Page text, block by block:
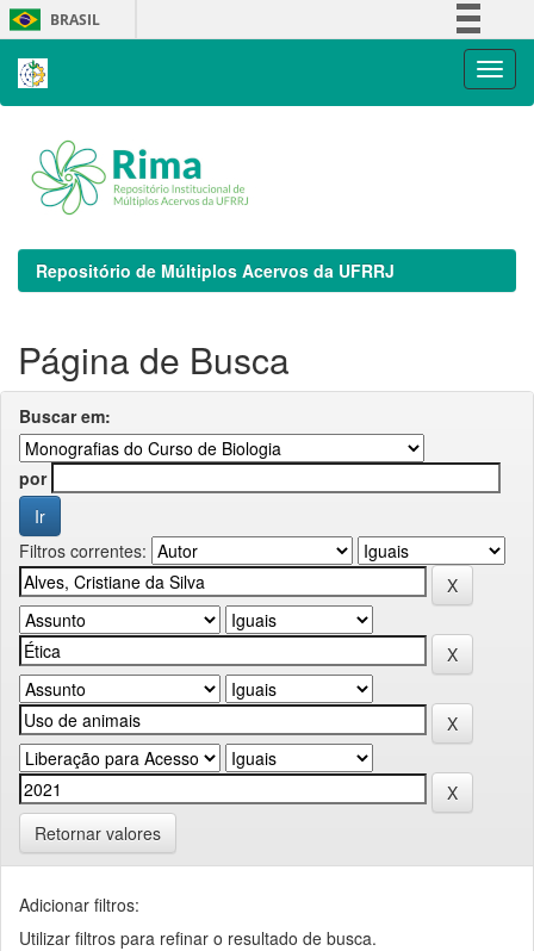
Skip
navigation
BRASIL
Repositório de Múltiplos Acervos da UFRRJ
Página de Busca
Buscar em:
por
Filtros correntes:
Retornar valores
Adicionar filtros:
Utilizar filtros para refinar o resultado de busca.